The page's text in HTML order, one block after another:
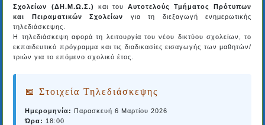
Σχολείων (ΔΗ.Μ.Ω.Σ.)
και τουΑυτοτελούς Τμήματος Πρότυπων
και Πειραματικών Σχολείων
για τη διεξαγωγή ενημερωτικής
τηλεδιάσκεψης.
Η τηλεδιάσκεψη αφορά τη λειτουργία του νέου δικτύου σχολείων, το
εκπαιδευτικό πρόγραμμα και τις διαδικασίες εισαγωγής των μαθητών/
τριών για το επόμενο σχολικό έτος.
📅 Στοιχεία Τηλεδιάσκεψης
Ημερομηνία: Παρασκευή 6 Μαρτίου 2026
Ώρα: 18:00